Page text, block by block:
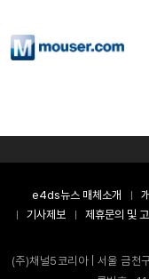
e4ds뉴스 매체소개
기사제보
제휴문의 및
(주)채널5코리아 | 서울 금천